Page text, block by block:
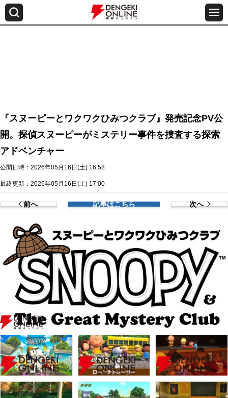
『スヌーピーとワクワクひみつクラブ』発売記念PV公
開。探偵スヌーピーがミステリー事件を捜査する探索
アドベンチャー
公開日時：2026年05月16日(土) 16:58
最終更新：2026年05月16日(土) 17:00
前へ 記事はこちら 次へ